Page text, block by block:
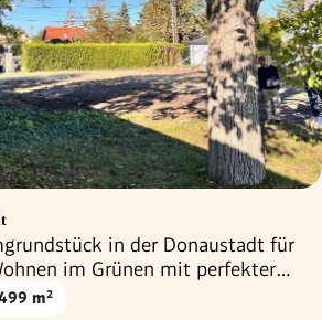
in der Donaustadt für
im Grünen mit perfekter
Ihr Traumhaus!
m²